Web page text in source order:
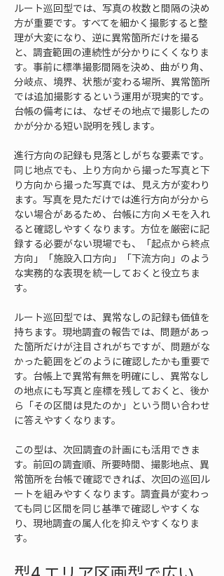
ルート巡回型では、写真の枚数と間隔の決め
方が重要です。すべてを細かく撮影すると整
理が大変になり、逆に異常箇所だけを撮る
と、調査範囲の連続性が分かりにくくなりま
す。事前に標準撮影間隔を決め、曲がり角、
分岐点、境界、状態が変わる場所、異常箇所
では追加撮影するという運用が現実的です。
台帳の備考には、なぜその地点で撮影したの
かが分かる短い説明を残します。
進行方向の記録も見落としがちな要素です。
同じ地点でも、上り方向から撮った写真と下
り方向から撮った写真では、見え方が変わり
ます。写真を見ただけでは進行方向が分から
ない場合があるため、台帳に方向メモを入れ
ると確認しやすくなります。方位を厳密に記
録する必要がない現場でも、「起点から終点
方向」「施設入口方向」「下流方向」のよう
な実務的な表現を統一しておくと役立ちま
す。
ルート巡回型では、異常なしの記録も価値を
持ちます。現地調査の報告では、問題があっ
た箇所だけが注目されがちですが、問題がな
かった範囲をどのように確認したかも重要で
す。台帳上で異常有無を明確にし、異常なし
の地点にも写真と座標を残しておくと、後か
ら「その区間は見たのか」という問い合わせ
に答えやすくなります。
この型は、次回調査の計画にも活用できま
す。前回の調査順、所要時間、撮影地点、異
常箇所を台帳で確認できれば、次回の巡回ル
ートを組みやすくなります。調査員が変わっ
ても同じ区間を同じ基準で確認しやすくな
り、現地調査の属人化を抑えやすくなりま
す。